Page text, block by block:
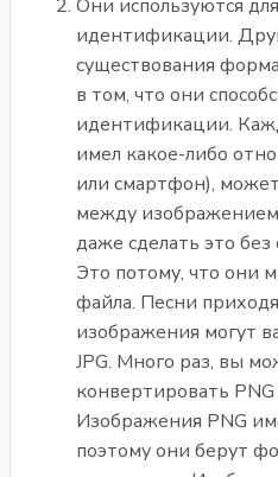
Они используются
идентификации.
существования
в том, что они
идентификации.
имел какое-либо
или смартфон),
между
даже сделать это
Это потому, что они
файла. Песни
изображения могут
JPG. Много раз, вы
конвертировать
Изображения PNG
поэтому они берут